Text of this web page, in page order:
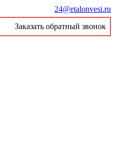
24@etalonvesi.ru
Заказать обратный звонок